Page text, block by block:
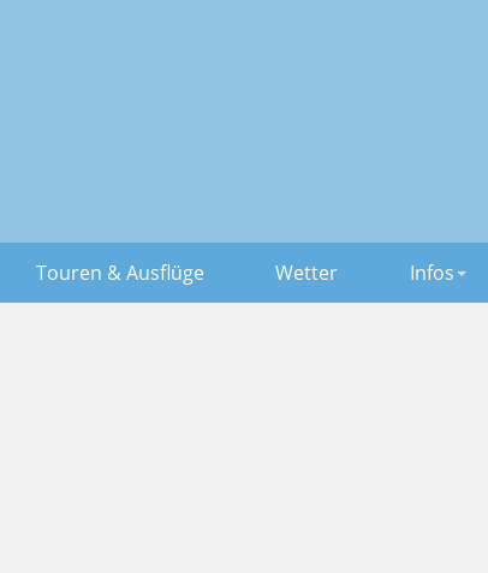
Touren & Ausflüge Wetter Infos